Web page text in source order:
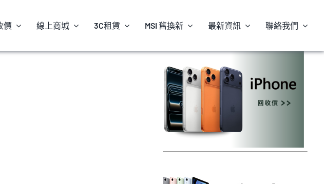
價 線上商城 3C租賃 MSI 舊換新 最新資訊 聯絡我們